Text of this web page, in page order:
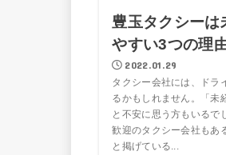
豊玉タクシーは
やすい3つの理
2022.01.29
タクシー会社には、ドラ
るかもしれません。「未
と不安に思う方もいるで
歓迎のタクシー会社もあ
と掲げている...